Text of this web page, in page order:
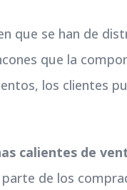
que se han de
que la
los clientes
calientes de
de los